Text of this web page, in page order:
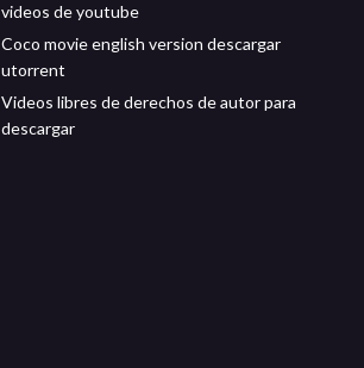
videos de youtube
Coco movie english version descargar
utorrent
Videos libres de derechos de autor para
descargar